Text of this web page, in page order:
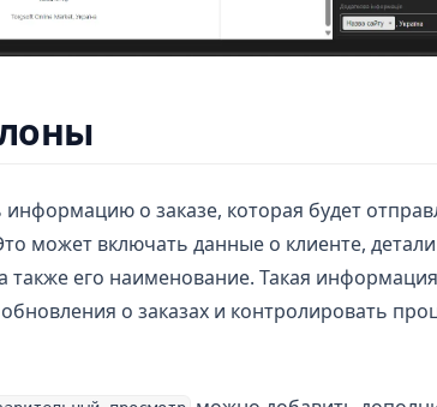
о заказе, которая будет
может включать данные о клиенте, детали
также его наименование. Такая
о заказах и контролировать